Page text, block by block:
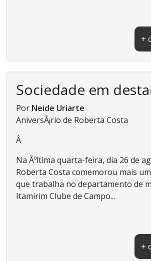
+
Sociedade em
Por Neide Uriarte
AniversÃ¡rio de Roberta Costa
Â
Na Ãºltima quarta-feira, dia 26 de
Roberta Costa comemorou mais
que trabalha no departamento de
Itamirim Clube de Campo...
+